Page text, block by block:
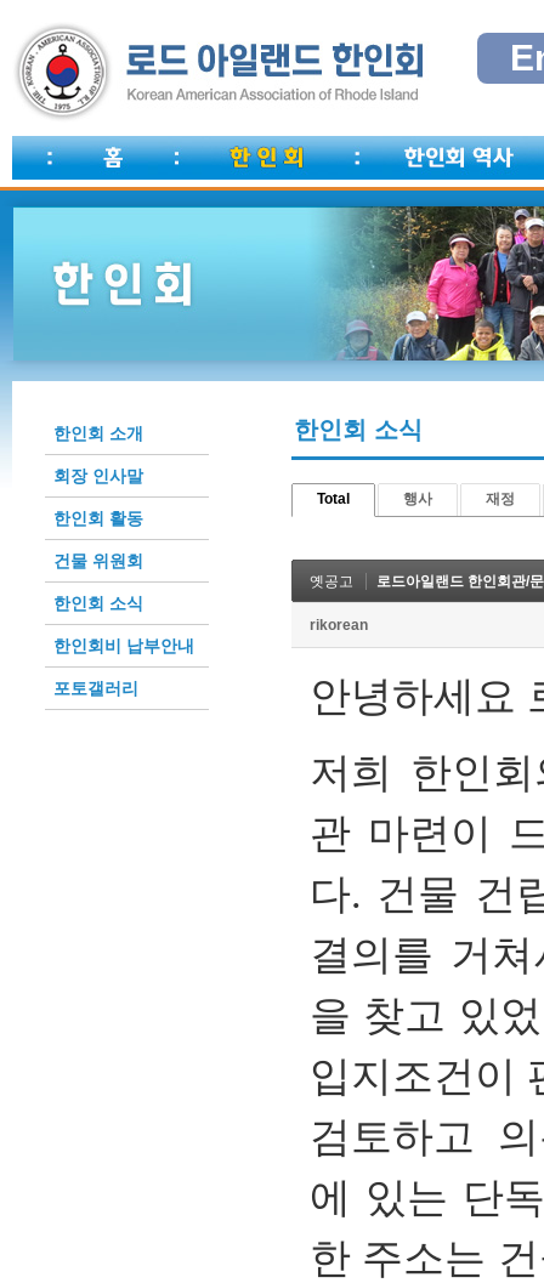
한인회 소개
회장 인사말
한인회 활동
건물 위원회
한인회 소식
한인회비 납부안내
포토갤러리
한인회 소식
Total 행사 재정
옛공고 로드아일랜드 한인회관/
rikorean
안녕하세요
저희
한인회
관 마련이
다. 건물 건
결의를 거쳐
을 찾고 있
입지조건이
검토하고
에
있는 단
한 주소는